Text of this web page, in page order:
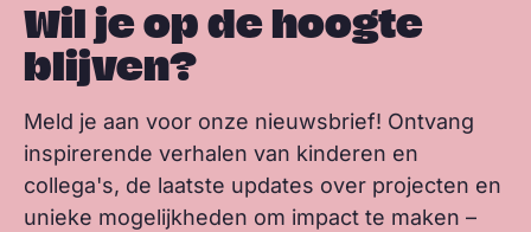
Wil je op de hoogte
blijven?
Meld je aan voor onze nieuwsbrief! Ontvang
inspirerende verhalen van kinderen en
collega's, de laatste updates over projecten en
unieke mogelijkheden om impact te maken –